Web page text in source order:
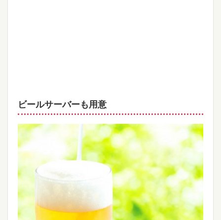
ビールサーバーも用意